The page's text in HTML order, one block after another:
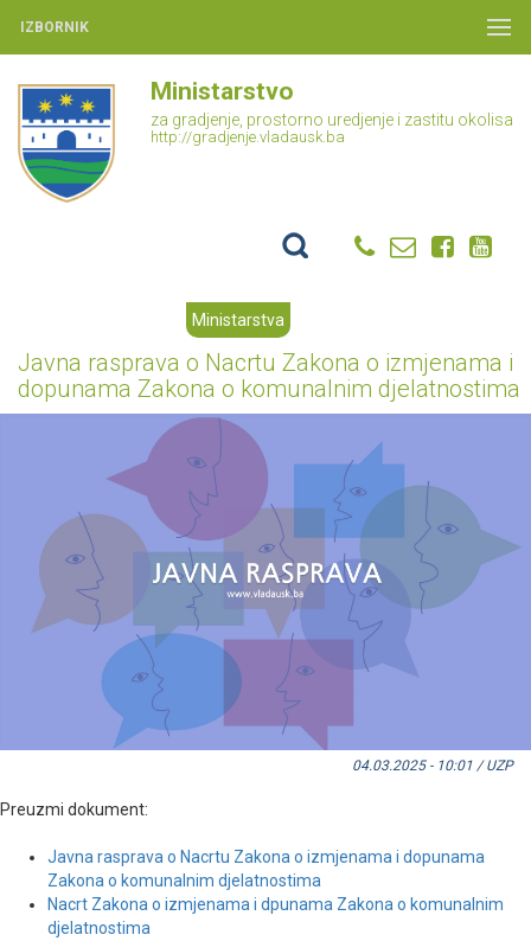
IZBORNIK
Ministarstvo
za gradjenje, prostorno uredjenje i zastitu okolisa
http://gradjenje.vladausk.ba
Ministarstva
Javna rasprava o Nacrtu Zakona o izmjenama i
dopunama Zakona o komunalnim djelatnostima
04.03.2025 - 10:01 / UZP
Preuzmi dokument:
Javna rasprava o Nacrtu Zakona o izmjenama i dopunama
Zakona o komunalnim djelatnostima
Nacrt Zakona o izmjenama i dpunama Zakona o komunalnim
djelatnostima